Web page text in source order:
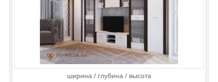
ширина / глубина / высота